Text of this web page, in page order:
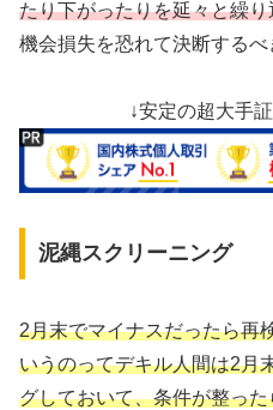
たり下がったりを延々と繰
機会損失を恐れて決断するべ
↓安定の超大手
泥縄スクリーニング
2月末でマイナスだったら再
いうのってデキル人間は2月
グしておいて、条件が整っ